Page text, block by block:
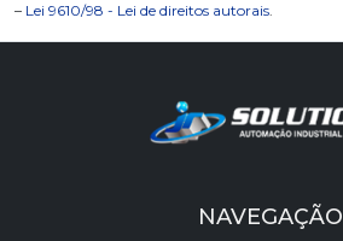
– Lei 9610/98 - Lei de direitos autorais.
NAVEGAÇÃO